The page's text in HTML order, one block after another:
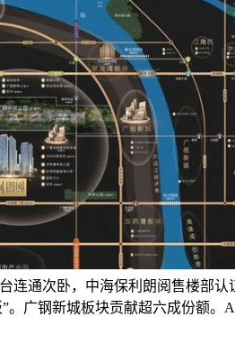
连通次卧，中海保利朗阅售楼部
。广钢新城板块贡献超六成份额。